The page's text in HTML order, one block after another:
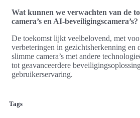
Wat kunnen we verwachten van de
camera’s en AI-beveiligingscamera’s?
De toekomst lijkt veelbelovend, met
verbeteringen in gezichtsherkenning en
slimme camera’s met andere
tot geavanceerdere
gebruikerservaring.
Tags